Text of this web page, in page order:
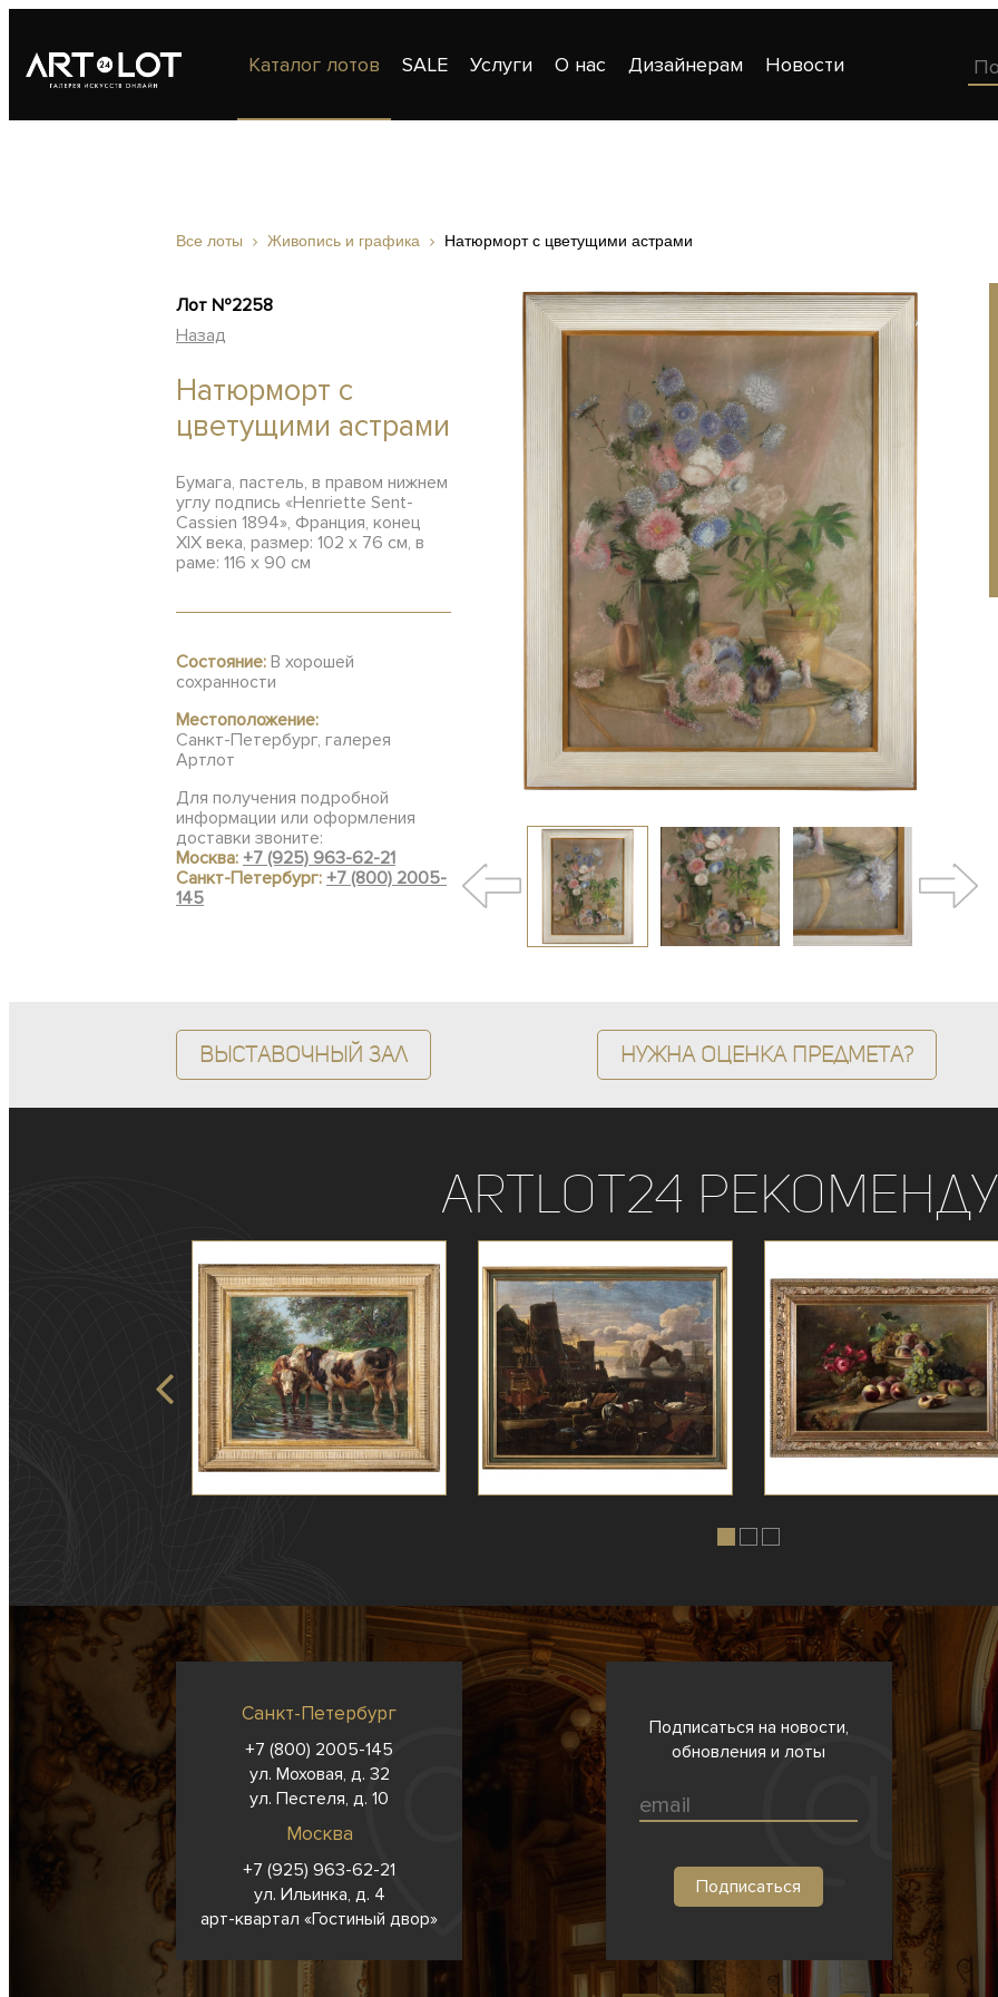
Каталог лотов SALE Услуги О нас Дизайнерам Новости
Все лоты Живопись и графика Натюрморт с цветущими астрами
Лот №2258
Назад
Натюрморт с
цветущими астрами
Бумага, пастель, в правом нижнем
углу подпись «Henriette Sent-
Cassien 1894», Франция, конец
ХIХ века, размер: 102 х 76 см, в
раме: 116 х 90 см
Состояние: В хорошей
сохранности
Местоположение:
Санкт-Петербург, галерея
Артлот
Для получения подробной
информации или оформления
доставки звоните:
Москва: +7 (925) 963-62-21
Санкт-Петербург: +7 (800) 2005-
145
Выставочный зал Нужна оценка предмета?
ArtLot24
Санкт-Петербург
+7 (800) 2005-145
ул. Моховая, д. 32
ул. Пестеля, д. 10
Москва
+7 (925) 963-62-21
ул. Ильинка, д. 4
арт-квартал «Гостиный двор»
Подписаться на новости,
обновления и лоты